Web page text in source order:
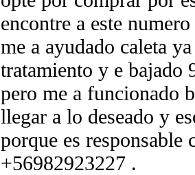
encontre a este
me a ayudado caleta
tratamiento y e bajado
pero me a funcionado
llegar a lo deseado y
porque es responsable
+56982923227 .